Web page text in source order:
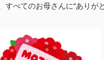
すべてのお母さんに“ありがと